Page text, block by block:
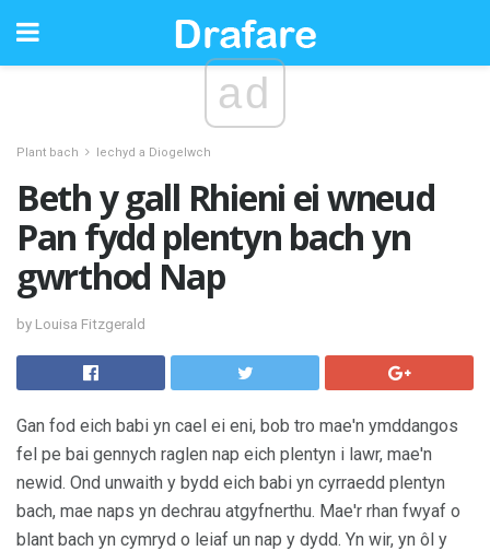
ad
Plant bach Iechyd a Diogelwch
Beth y gall Rhieni ei wneud
Pan fydd plentyn bach yn
gwrthod Nap
by Louisa Fitzgerald
Gan fod eich babi yn cael ei eni, bob tro mae'n ymddangos
fel pe bai gennych raglen nap eich plentyn i lawr, mae'n
newid. Ond unwaith y bydd eich babi yn cyrraedd plentyn
bach, mae naps yn dechrau atgyfnerthu. Mae'r rhan fwyaf o
blant bach yn cymryd o leiaf un nap y dydd. Yn wir, yn ôl y